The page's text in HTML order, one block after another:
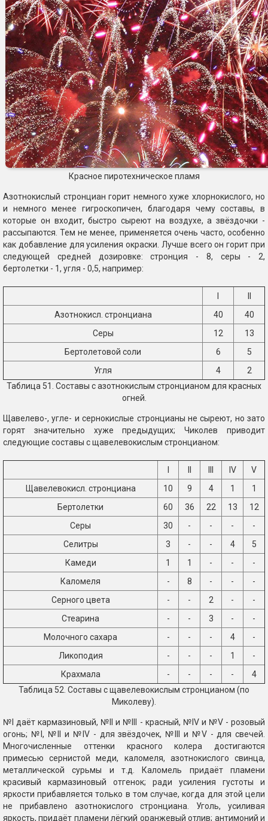
Красное пиротехническое пламя
Азотнокислый стронциан горит немного хуже хлорнокислого, но
и немного менее гигроскопичен, благодаря чему составы, в
которые он входит, быстро сыреют на воздухе, а звёздочки -
рассыпаются. Тем не менее, применяется очень часто, особенно
как добавление для усиления окраски. Лучше всего он горит при
следующей средней дозировке: стронция - 8, серы - 2,
бертолетки - 1, угля - 0,5, например:
Азотнокисл. стронциана
40
40
Серы
12
13
Бертолетовой соли
6
5
Угля
4
2
Таблица 51. Составы с азотнокислым стронцианом для красных
огней.
Щавелево-, угле- и сернокислые стронцианы не сыреют, но зато
горят значительно хуже предыдущих; Чиколев приводит
следующие составы с щавелевокислым стронцианом:
IV
V
Щавелевокисл. стронциана
10 9 4 1
1
Бертолетки
60 36 22 13
12
Серы
30 - - -
-
Селитры
3 - - 4
5
Камеди
1 1 - -
-
Каломеля
- 8 - -
-
Серного цвета
- - 2 -
-
Стеарина
- - 3 -
-
Молочного сахара
- - - 4
-
Ликоподия
- - - 1
-
Крахмала
- - - -
4
Таблица 52. Составы с щавелевокислым стронцианом (по
Миколеву).
№I даёт кармазиновый, №II и №III - красный, №IV и №V - розовый
огонь; №I, №II и №IV - для звёздочек, №III и №V - для свечей.
Многочисленные оттенки красного колера достигаются
примесью сернистой меди, каломеля, азотнокислого свинца,
металлической сурьмы и т.д. Каломель придаёт пламени
красивый кармазиновый отгенок; ради усиления густоты и
яркости прибавляется только в том случае, когда для этой цели
не прибавлено азотнокислого стронциана. Уголь, усиливая
яркость, придаёт пламени лёгкий оранжевый отлив; антимоний и